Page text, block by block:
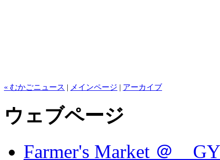
« むかごニュース | メインページ | アーカイブ
ウェブページ
Farmer's Market ＠